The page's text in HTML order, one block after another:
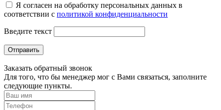
Я согласен на обработку персональных данных в
соответствии с политикой конфиденциальности
Введите текст
Отправить
Заказать обратный звонок
Для того, что бы менеджер мог с Вами связаться, заполните
следующие пункты.